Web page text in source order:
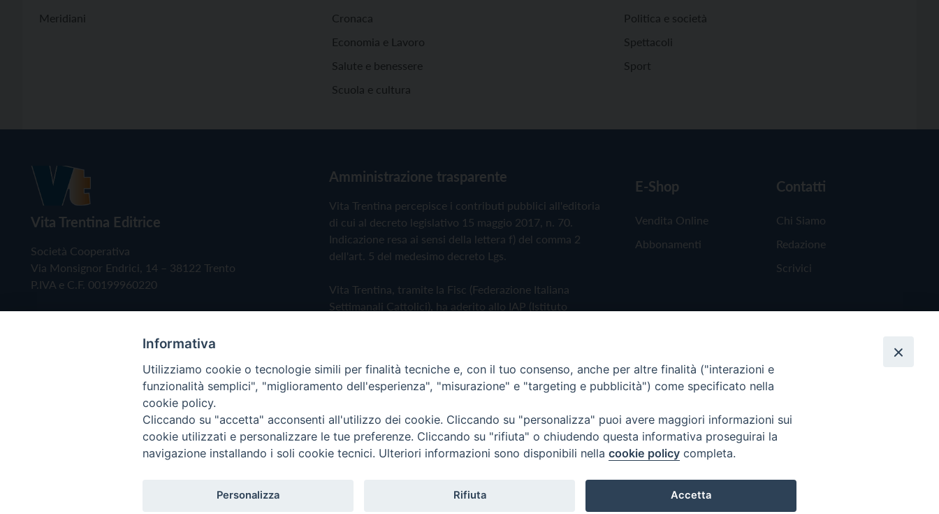
Meridiani
Cronaca
Economia e Lavoro
Salute e benessere
Scuola e cultura
Politica e società
Spettacoli
Sport
Vita Trentina Editrice
Società Cooperativa
Via Monsignor Endrici, 14 – 38122 Trento
P.IVA e C.F. 00199960220
Amministrazione trasparente
Vita Trentina percepisce i contributi pubblici all'editoria
di cui al decreto legislativo 15 maggio 2017, n. 70.
Indicazione resa ai sensi della lettera f) del comma 2
dell'art. 5 del medesimo decreto Lgs.
Vita Trentina, tramite la Fisc (Federazione Italiana
Settimanali Cattolici), ha aderito allo IAP (Istituto
Privacy Policy Cookie Policy
E-Shop
Vendita Online
Abbonamenti
Contatti
Chi Siamo
Redazione
Scrivici
Copyright © 2019 - Tutti i diritti riservati - Vita Trentina Editrice
Informativa
Utilizziamo cookie o tecnologie simili per finalità tecniche e, con il tuo consenso, anche per altre finalità ("interazioni e
funzionalità semplici", "miglioramento dell'esperienza", "misurazione" e "targeting e pubblicità") come specificato nella
cookie policy.
Cliccando su "accetta" acconsenti all'utilizzo dei cookie. Cliccando su "personalizza" puoi avere maggiori informazioni sui
cookie utilizzati e personalizzare le tue preferenze. Cliccando su "rifiuta" o chiudendo questa informativa proseguirai la
navigazione installando i soli cookie tecnici. Ulteriori informazioni sono disponibili nella cookie policy completa.
Personalizza Rifiuta Accetta